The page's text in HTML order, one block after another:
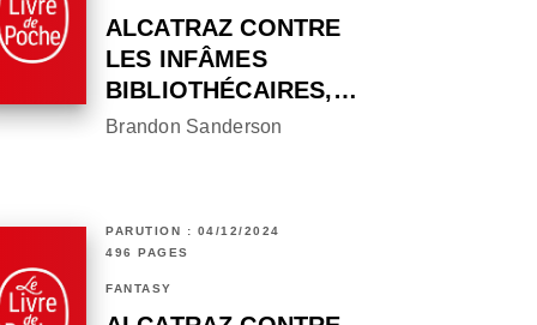
ALCATRAZ CONTRE
LES INFÂMES
BIBLIOTHÉCAIRES,…
Brandon Sanderson
PARUTION : 04/12/2024
496 PAGES
FANTASY